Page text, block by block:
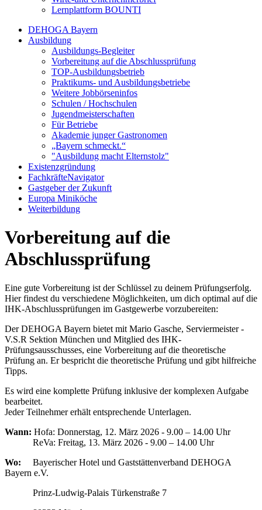
Lernplattform BOUNTI
DEHOGA Bayern
Ausbildung
Ausbildungs-Begleiter
Vorbereitung auf die Abschlussprüfung
TOP-Ausbildungsbetrieb
Praktikums- und Ausbildungsbetriebe
Weitere Jobbörseninfos
Schulen / Hochschulen
Jugendmeisterschaften
Für Betriebe
Akademie junger Gastronomen
„Bayern schmeckt.“
"Ausbildung macht Elternstolz"
Existenzgründung
FachkräfteNavigator
Gastgeber der Zukunft
Europa Miniköche
Weiterbildung
Vorbereitung auf die
Abschlussprüfung
Eine gute Vorbereitung ist der Schlüssel zu deinem Prüfungserfolg.
Hier findest du verschiedene Möglichkeiten, um dich optimal auf die
IHK-Abschlussprüfungen im Gastgewerbe vorzubereiten:
Der DEHOGA Bayern bietet mit Mario Gasche, Serviermeister -
V.S.R Sektion München und Mitglied des IHK-
Prüfungsausschusses, eine Vorbereitung auf die theoretische
Prüfung an. Er bespricht die theoretische Prüfung und gibt hilfreiche
Tipps.
Es wird eine komplette Prüfung inklusive der komplexen Aufgabe
bearbeitet.
Jeder Teilnehmer erhält entsprechende Unterlagen.
Wann: Hofa: Donnerstag, 12. März 2026 - 9.00 – 14.00 Uhr
ReVa: Freitag, 13. März 2026 - 9.00 – 14.00 Uhr
Wo: Bayerischer Hotel und Gaststättenverband DEHOGA
Bayern e.V.
Prinz-Ludwig-Palais Türkenstraße 7